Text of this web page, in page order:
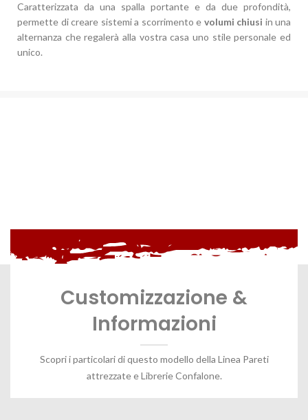
Caratterizzata da una spalla portante e da due profondità,
permette di creare sistemi a scorrimento e volumi chiusi in una
alternanza che regalerà alla vostra casa uno stile personale ed
unico.
Customizzazione &
Informazioni
Scopri i particolari di questo modello della Linea Pareti
attrezzate e Librerie Confalone.